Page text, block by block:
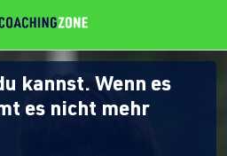
kannst. Wenn es
es nicht mehr